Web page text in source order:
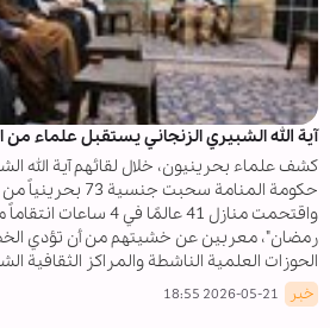
آية الله الشبيري الزنجاني يستقبل علماء من
كشف علماء بحرينيون، خلال لقائهم آية الله
حكومة المنامة سحبت
واقتحمت منازل 41 عالمًا
رمضان"، معربين عن خشيتهم من أن تؤدي
الحوزات العلمية الناشطة والمراكز الثقافية
خبر 2026-05-21 18:55